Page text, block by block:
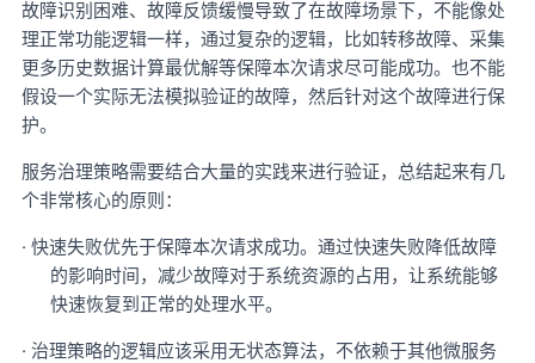
故障识别困难、故障反馈缓慢导致了在故障场景下，不能像处
理正常功能逻辑一样，通过复杂的逻辑，比如转移故障、采集
更多历史数据计算最优解等保障本次请求尽可能成功。也不能
假设一个实际无法模拟验证的故障，然后针对这个故障进行保
护。
服务治理策略需要结合大量的实践来进行验证，总结起来有几
个非常核心的原则：
· 快速失败优先于保障本次请求成功。通过快速失败降低故障
的影响时间，减少故障对于系统资源的占用，让系统能够
快速恢复到正常的处理水平。
· 治理策略的逻辑应该采用无状态算法，不依赖于其他微服务